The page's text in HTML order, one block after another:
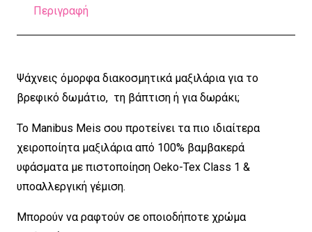
Περιγραφή
Ψάχνεις όμορφα διακοσμητικά μαξιλάρια για το
βρεφικό δωμάτιο, τη βάπτιση ή για δωράκι;
Το Manibus Meis σου προτείνει τα πιο ιδιαίτερα
χειροποίητα μαξιλάρια από 100% βαμβακερά
υφάσματα με πιστοποίηση Oeko-Tex Class 1 &
υποαλλεργική γέμιση.
Μπορούν να ραφτούν σε οποιοδήποτε χρώμα